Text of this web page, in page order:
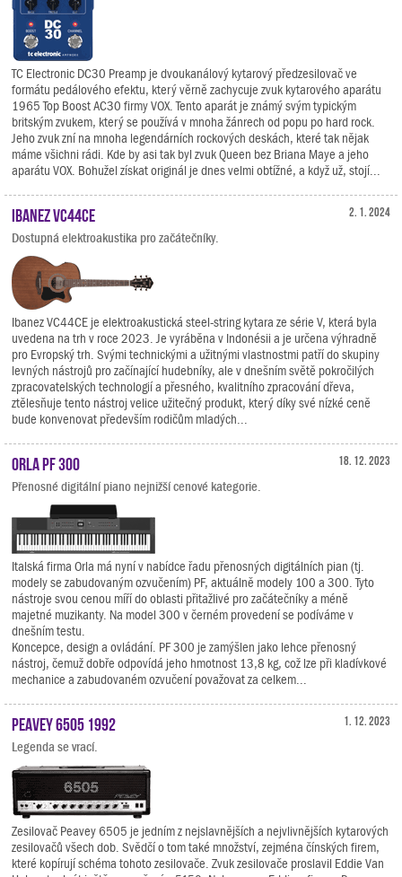
TC Electronic DC30 Preamp je dvoukanálový kytarový předzesilovač ve
formátu pedálového efektu, který věrně zachycuje zvuk kytarového aparátu
1965 Top Boost AC30 firmy VOX. Tento aparát je známý svým typickým
britským zvukem, který se používá v mnoha žánrech od popu po hard rock.
Jeho zvuk zní na mnoha legendárních rockových deskách, které tak nějak
máme všichni rádi. Kde by asi tak byl zvuk Queen bez Briana Maye a jeho
aparátu VOX. Bohužel získat originál je dnes velmi obtížné, a když už, stojí...
2. 1. 2024
Ibanez VC44CE
Dostupná elektroakustika pro začátečníky.
Ibanez VC44CE je elektroakustická steel-string kytara ze série V, která byla
uvedena na trh v roce 2023. Je vyráběna v Indonésii a je určena výhradně
pro Evropský trh. Svými technickými a užitnými vlastnostmi patří do skupiny
levných nástrojů pro začínající hudebníky, ale v dnešním světě pokročilých
zpracovatelských technologií a přesného, kvalitního zpracování dřeva,
ztělesňuje tento nástroj velice užitečný produkt, který díky své nízké ceně
bude konvenovat především rodičům mladých...
18. 12. 2023
Orla PF 300
Přenosné digitální piano nejnižší cenové kategorie.
Italská firma Orla má nyní v nabídce řadu přenosných digitálních pian (tj.
modely se zabudovaným ozvučením) PF, aktuálně modely 100 a 300. Tyto
nástroje svou cenou míří do oblasti přitažlivé pro začátečníky a méně
majetné muzikanty. Na model 300 v černém provedení se podíváme v
dnešním testu.
Koncepce, design a ovládání. PF 300 je zamýšlen jako lehce přenosný
nástroj, čemuž dobře odpovídá jeho hmotnost 13,8 kg, což lze při kladívkové
mechanice a zabudovaném ozvučení považovat za celkem...
1. 12. 2023
Peavey 6505 1992
Legenda se vrací.
Zesilovač Peavey 6505 je jedním z nejslavnějších a nejvlivnějších kytarových
zesilovačů všech dob. Svědčí o tom také množství, zejména čínských firem,
které kopírují schéma tohoto zesilovače. Zvuk zesilovače proslavil Eddie Van